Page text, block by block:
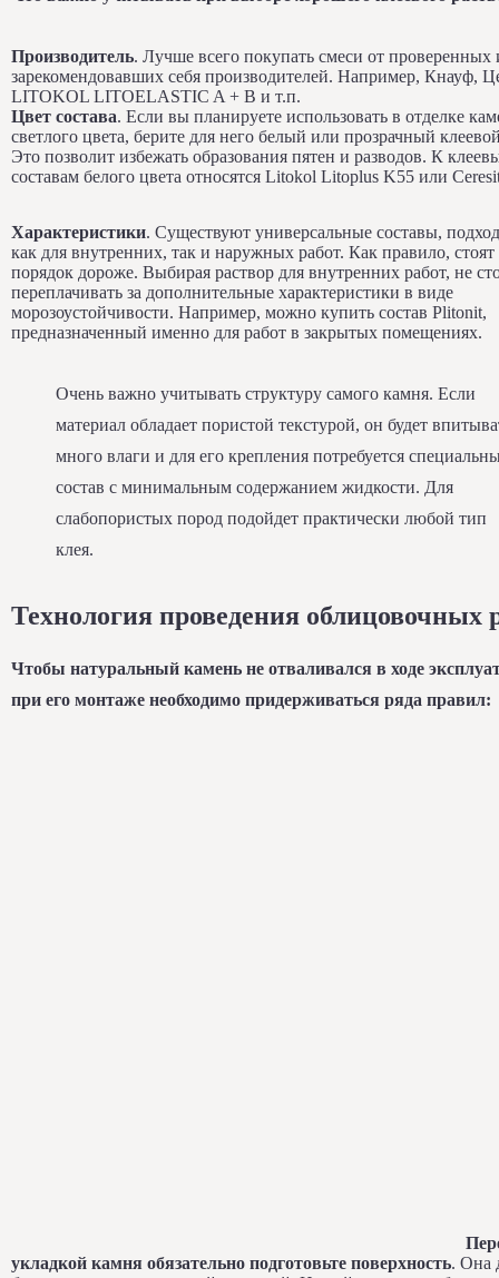
Производитель. Лучше всего покупать смеси от проверенных
зарекомендовавших себя производителей. Например, Кнауф,
LITOKOL LITOELASTIC A + В и т.п.
Цвет состава. Если вы планируете использовать в отделке
светлого цвета, берите для него белый или прозрачный
Это позволит избежать образования пятен и разводов. К
составам белого цвета относятся Litokol Litoplus K55 или
Характеристики. Существуют универсальные составы,
как для внутренних, так и наружных работ. Как правило,
порядок дороже. Выбирая раствор для внутренних работ, не
переплачивать за дополнительные характеристики в виде
морозоустойчивости. Например, можно купить состав Plitonit,
предназначенный именно для работ в закрытых помещениях.
Очень важно учитывать структуру самого камня. Если
материал обладает пористой текстурой, он будет
много влаги и для его крепления потребуется
состав с минимальным содержанием жидкости. Для
слабопористых пород подойдет практически любой тип
клея.
Технология проведения облицовочных
Чтобы натуральный камень не отваливался в ходе
при его монтаже необходимо придерживаться ряда правил:
укладкой камня обязательно подготовьте поверхность. Она